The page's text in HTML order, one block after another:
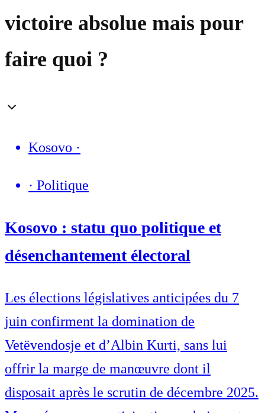
victoire absolue mais pour
faire quoi ?
Kosovo ·
· Politique
Kosovo : statu quo politique et
désenchantement électoral
Les élections législatives anticipées du 7
juin confirment la domination de
Vetëvendosje et d’Albin Kurti, sans lui
offrir la marge de manœuvre dont il
disposait après le scrutin de décembre 2025.